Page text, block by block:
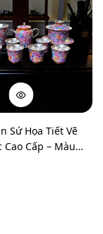
Sứ Họa Tiết Vẽ
Cao Cấp – Màu
MB-MH)